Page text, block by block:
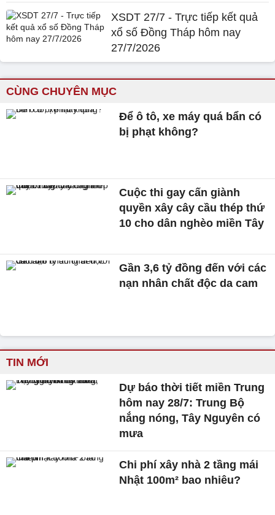
XSDT 27/7 - Trực tiếp kết quả
xổ số Đồng Tháp hôm nay
27/7/2026
CÙNG CHUYÊN MỤC
Để ô tô, xe máy quá bẩn có
bị phạt không?
Cuộc thi gay cấn giành
quyền xây cây cầu thép thứ
10 cho dân nghèo miền Tây
Gần 3,6 tỷ đồng đến với các
nạn nhân chất độc da cam
TIN MỚI
Dự báo thời tiết miền Trung
hôm nay 28/7: Trung Bộ
nắng nóng, Tây Nguyên có
mưa
Chi phí xây nhà 2 tầng mái
Nhật 100m² bao nhiêu?